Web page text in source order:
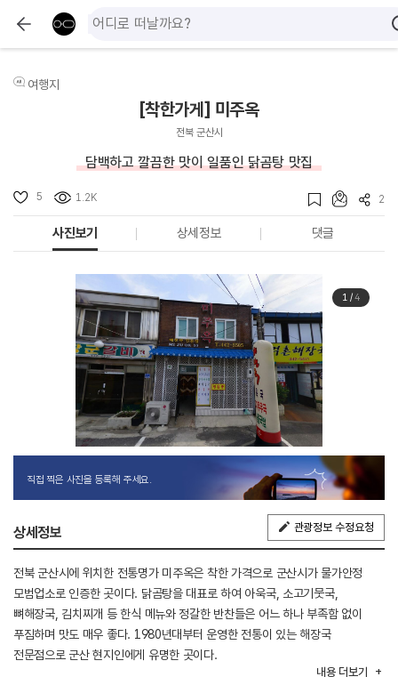
여행지
[착한가게] 미주옥
전북 군산시
담백하고 깔끔한 맛이 일품인 닭곰탕 맛집
5 1.2K 2
사진보기 상세정보 댓글
1/4
직접 찍은 사진을 등록해 주세요.
상세정보 관광정보 수정요청
전북 군산시에 위치한 전통명가 미주옥은 착한 가격으로 군산시가 물가안정
모범업소로 인증한 곳이다. 닭곰탕을 대표로 하여 아욱국, 소고기뭇국,
뼈해장국, 김치찌개 등 한식 메뉴와 정갈한 반찬들은 어느 하나 부족함 없이
푸짐하며 맛도 매우 좋다. 1980년대부터 운영한 전통이 있는 해장국
전문점으로 군산 현지인에게 유명한 곳이다.
내용 더보기